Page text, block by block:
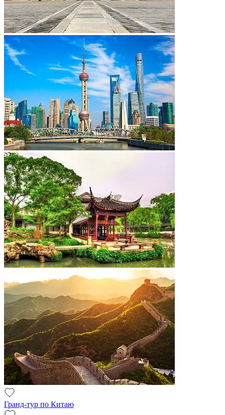
Гранд-тур по Китаю